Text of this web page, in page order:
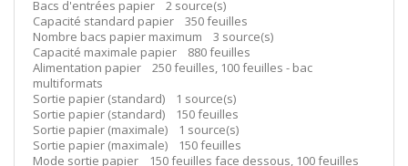
Bacs d'entrées papier 2 source(s)
Capacité standard papier 350 feuilles
Nombre bacs papier maximum 3 source(s)
Capacité maximale papier 880 feuilles
Alimentation papier 250 feuilles, 100 feuilles - bac
multiformats
Sortie papier (standard) 1 source(s)
Sortie papier (standard) 150 feuilles
Sortie papier (maximale) 1 source(s)
Sortie papier (maximale) 150 feuilles
Mode sortie papier 150 feuilles face dessous, 100 feuilles